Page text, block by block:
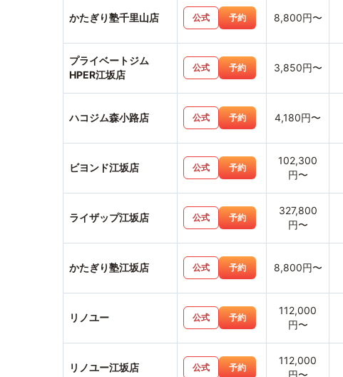
かたぎり塾千里山店 公式 予約 8,800円〜
プライベートジム
HPER江坂店
公式 予約 3,850円〜
ハコジム森小路店 公式 予約 4,180円〜
ビヨンド江坂店 公式 予約
102,300
円〜
ライザップ江坂店 公式 予約
327,800
円〜
かたぎり塾江坂店 公式 予約 8,800円〜
リノユー 公式 予約
112,000
円〜
リノユー江坂店 公式 予約
112,000